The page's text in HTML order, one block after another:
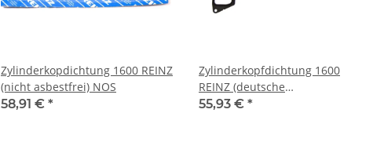
Zylinderkopdichtung 1600 REINZ
(nicht asbestfrei) NOS
58,91 € *
Zylinderkopfdichtung 1600
REINZ (deutsche
Erstausrüsterqualität) NEU
55,93 € *